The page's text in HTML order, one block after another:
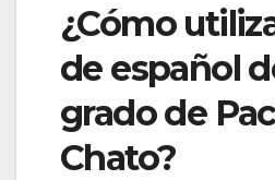
¿Cómo
de español
grado de
Chato?